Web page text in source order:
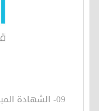
09- الشهادة المباركة